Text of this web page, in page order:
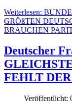
Weiterlesen:
GRÖßTEN
BRAUCHEN
Deutscher
FEHLT
Veröffentlicht: